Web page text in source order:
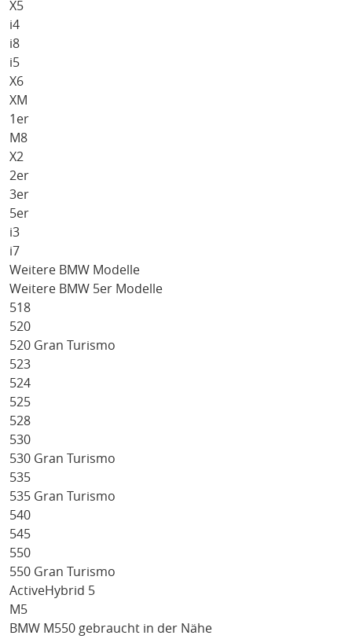
X5
i4
i8
i5
X6
XM
1er
M8
X2
2er
3er
5er
i3
i7
Weitere BMW Modelle
Weitere BMW 5er Modelle
518
520
520 Gran Turismo
523
524
525
528
530
530 Gran Turismo
535
535 Gran Turismo
540
545
550
550 Gran Turismo
ActiveHybrid 5
M5
BMW M550 gebraucht in der Nähe